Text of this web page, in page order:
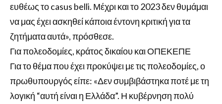
ευθέως το casus belli. Μέχρι και το 2023 δεν θυμάμαι
να μας έχει ασκηθεί κάποια έντονη κριτική για τα
ζητήματα αυτά», πρόσθεσε.
Για πολεοδομίες, κράτος δικαίου και ΟΠΕΚΕΠΕ
Για το θέμα που έχει προκύψει με τις πολεοδομίες, ο
πρωθυπουργός είπε: «Δεν συμβιβάστηκα ποτέ με τη
λογική “αυτή είναι η Ελλάδα”. Η κυβέρνηση πολύ